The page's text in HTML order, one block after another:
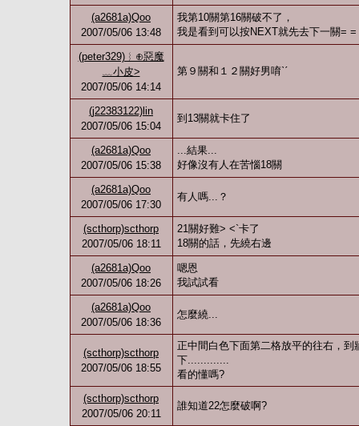
(a2681a)Qoo
2007/05/06 13:48
我第10關第16關破不了，
我是看到可以按NEXT就先去下一關= =
(peter329)︴⊕惡魔
﹏小皮>
2007/05/06 14:14
第９關和１２關好男唷ˋˊ
(j22383122)lin
2007/05/06 15:04
到13關就卡住了
(a2681a)Qoo
2007/05/06 15:38
...結果...
好像沒有人在苦惱18關
(a2681a)Qoo
2007/05/06 17:30
有人嗎...？
(scthorp)scthorp
2007/05/06 18:11
21關好難> <`卡了
18關的話，先繞右邊
(a2681a)Qoo
2007/05/06 18:26
嗯恩
我試試看
(a2681a)Qoo
2007/05/06 18:36
怎麼繞...
(scthorp)scthorp
2007/05/06 18:55
正中間白色下面第二格放平的往右，
下.............
看的懂嗎?
(scthorp)scthorp
2007/05/06 20:11
誰知道22怎麼破啊?